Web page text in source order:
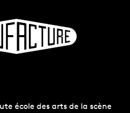
école des arts de la scène